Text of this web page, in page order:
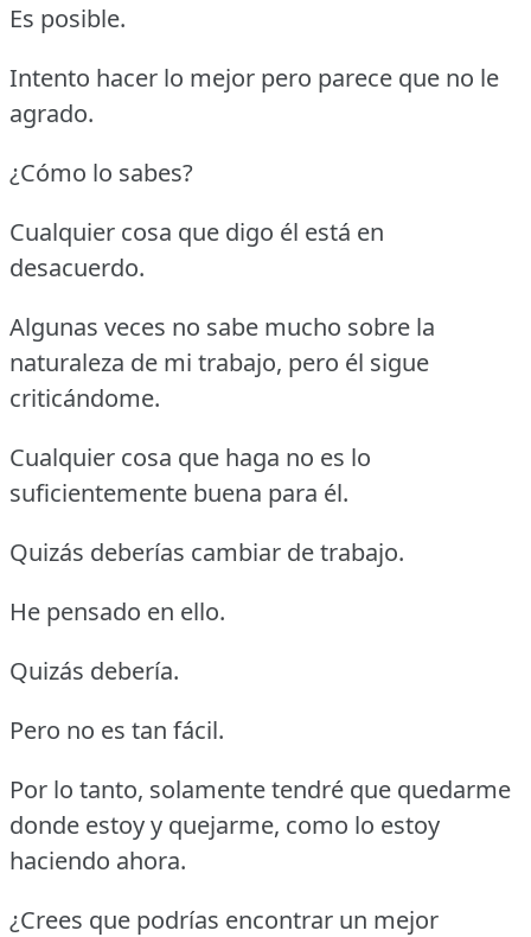
Es posible.
Intento hacer lo mejor pero parece que no le
agrado.
¿Cómo lo sabes?
Cualquier cosa que digo él está en
desacuerdo.
Algunas veces no sabe mucho sobre la
naturaleza de mi trabajo, pero él sigue
criticándome.
Cualquier cosa que haga no es lo
suficientemente buena para él.
Quizás deberías cambiar de trabajo.
He pensado en ello.
Quizás debería.
Pero no es tan fácil.
Por lo tanto, solamente tendré que quedarme
donde estoy y quejarme, como lo estoy
haciendo ahora.
¿Crees que podrías encontrar un mejor